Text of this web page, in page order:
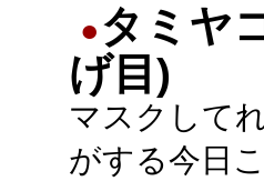
●タミヤ
げ目)
マスクして
がする今日こ